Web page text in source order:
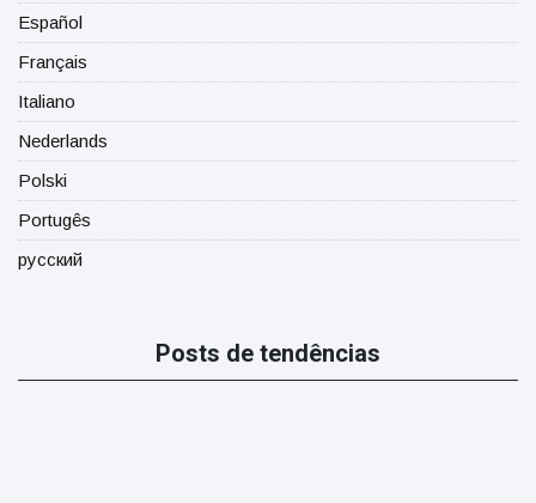
Español
Français
Italiano
Nederlands
Polski
Portugês
русский
Posts de tendências